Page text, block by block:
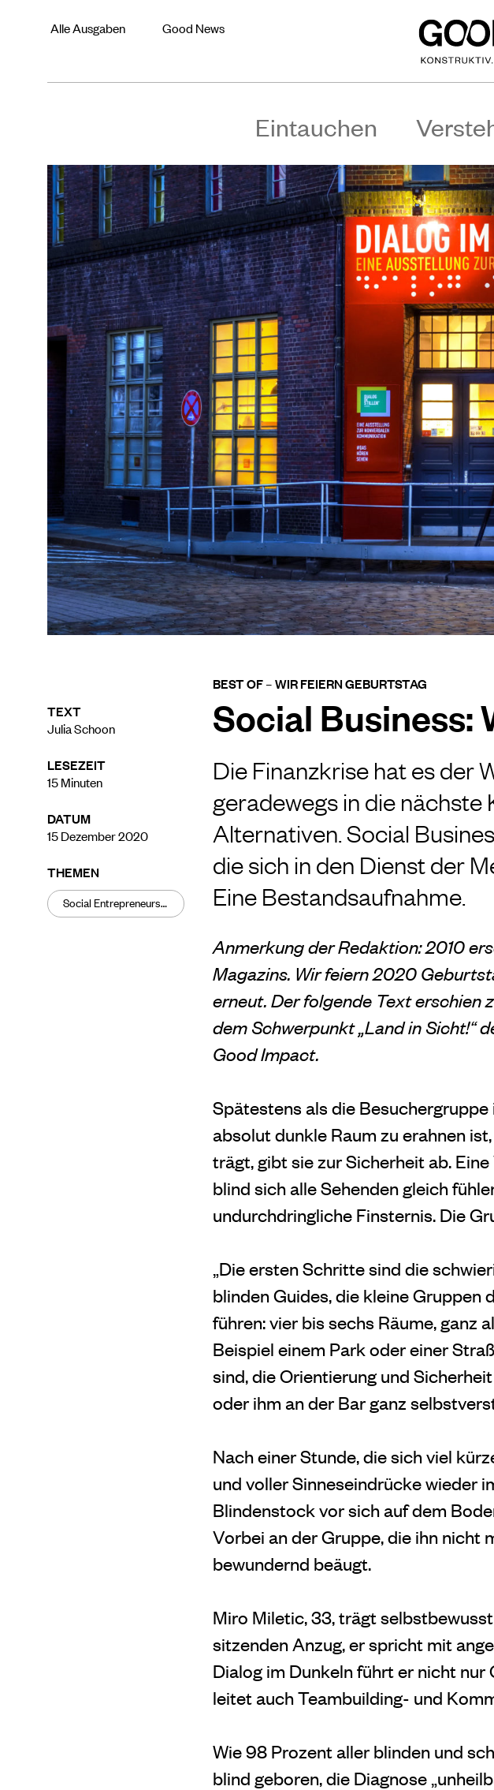
Alle Ausgaben Good News
Eintauchen
TEXT
Julia Schoon
LESEZEIT
15Minuten
DATUM
15 Dezember 2020
THEMEN
Social Entrepreneurship
BEST OF – WIR FEIERN GEBURTSTAG
Social Business:
Die Finanzkrise hat es der
geradewegs in die
Alternativen. Social
die sich in den Dienst der
Eine Bestandsaufnahme.
Anmerkung der Redaktion: 2010
Magazins. Wir feiern 2020
erneut. Der folgende Text erschien
dem Schwerpunkt „Land in Sicht!“
Good Impact.
Spätestens als die
absolut dunkle Raum zu erahnen
trägt, gibt sie zur Sicherheit ab.
blind sich alle Sehenden gleich
undurchdringliche Finsternis. Die
„Die ersten Schritte sind die
blinden Guides, die kleine Gruppen
führen: vier bis sechs Räume, ganz
Beispiel einem Park oder einer
sind, die Orientierung und
oder ihm an der Bar ganz
Nach einer Stunde, die sich viel
und voller Sinneseindrücke wieder
Blindenstock vor sich auf dem
Vorbei an der Gruppe, die ihn nicht
bewundernd beäugt.
Miro Miletic, 33, trägt
sitzenden Anzug, er spricht mit
Dialog im Dunkeln führt er nicht
leitet auch Teambuilding- und
Wie 98 Prozent aller blinden und
blind geboren, die Diagnose